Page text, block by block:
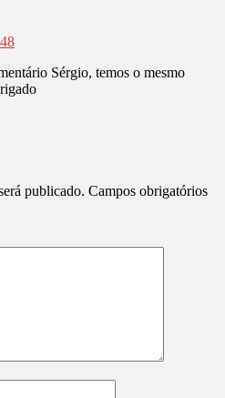
Sérgio, temos o mesmo
publicado. Campos obrigatórios